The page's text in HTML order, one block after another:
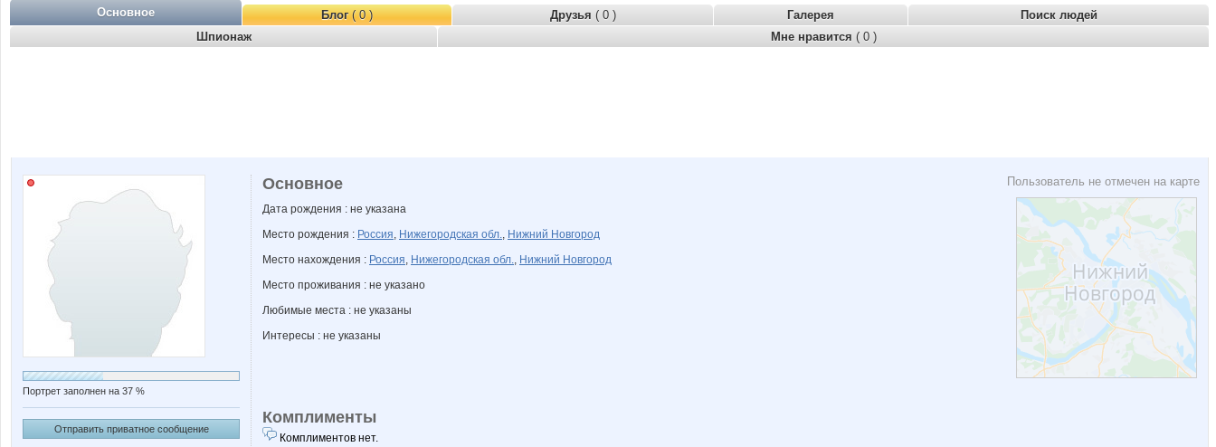
Основное Блог( 0 ) Друзья ( 0 ) Галерея
Поиск людей
Шпионаж
Мне нравится ( 0 )
Портрет заполнен на 37 %
Отправить приватное сообщение
Пользователь не отмечен на карте
Основное
Дата рождения : не указана
Место рождения : Россия, Нижегородская обл., Нижний Новгород
Место нахождения : Россия, Нижегородская обл., Нижний Новгород
Место проживания : не указано
Любимые места : не указаны
Интересы : не указаны
Комплименты
Комплиментов нет.